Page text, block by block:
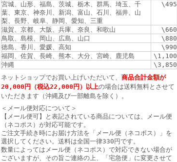
宮城、山形、福島、茨城、栃木、群馬、埼玉、千
葉、東京、神奈川、新潟、富山、石川、福井、山
梨、長野、岐阜、静岡、愛知、三重
\495
滋賀、京都、大阪、兵庫、奈良、和歌山
\660
鳥取、島根、岡山、広島、山口
\880
徳島、香川、愛媛、高知
\990
福岡、佐賀、長崎、熊本、大分、宮崎、鹿児島
\1,100
沖縄
\3,850
ネットショップでお買い上げいただいて、 商品合計金額が
20,000円（税込22,000円）以上の場合は送料無料とさせて
いただきます（沖縄及び一部離島を除く）。
＜メール便対応について＞
【メール便可】と表記されている商品については、メール便
（ネコポス）が対応可能です。
ご注文手続き時にお届け方法を「メール便（ネコポス）」を
選択してください。送料は全国一律330円です。
数量によってはメール便（ネコポス）で対応できない場合が
ございますが、その旨ご連絡の上、「宅急便」に変更させて